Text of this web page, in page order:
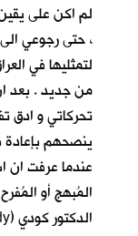
لم اكن على
، حتى رجوعي
لتمثليها في
من جديد . بعد
تحركاتي و ادق
ينصحهم
المُبهج أو